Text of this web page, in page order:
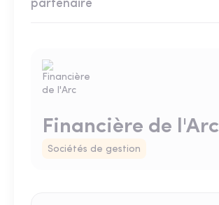
partenaire
Financière de l'Arc
Sociétés de gestion